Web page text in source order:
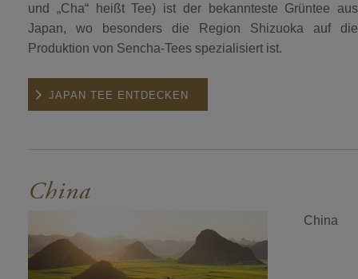
und „Cha“ heißt Tee) ist der bekannteste Grüntee aus
Japan, wo besonders die Region Shizuoka auf die
Produktion von Sencha-Tees spezialisiert ist.
JAPAN TEE ENTDECKEN
China
China